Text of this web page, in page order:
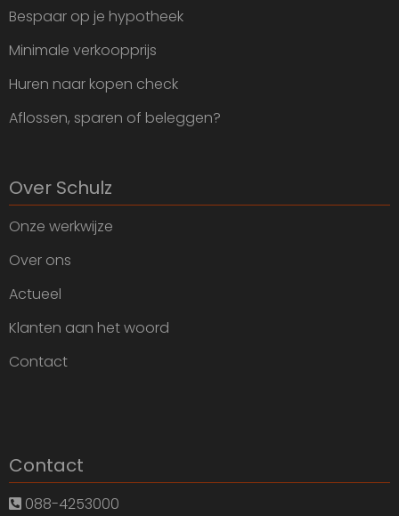
Bespaar op je hypotheek
Minimale verkoopprijs
Huren naar kopen check
Aflossen, sparen of beleggen?
Over Schulz
Onze werkwijze
Over ons
Actueel
Klanten aan het woord
Contact
Contact
088-4253000